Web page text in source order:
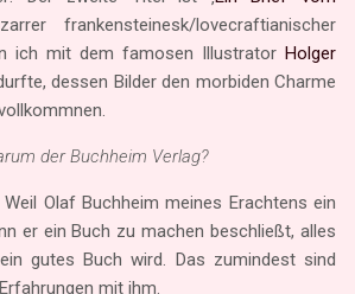
frankensteinesk/lovecraftianischer
ich mit dem famosen Illustrator Holger
dessen Bilder den morbiden Charme
der Buchheim Verlag?
Olaf Buchheim meines Erachtens ein
er ein Buch zu machen beschließt, alles
gutes Buch wird. Das zumindest sind
mit ihm.